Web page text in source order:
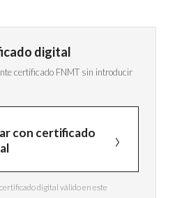
digital
certificado FNMT sin introducir
con certificado
digital válido en este